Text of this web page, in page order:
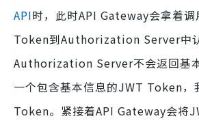
API时，此时API Gateway会拿着调
Token到Authorization Server中认
Authorization Server不会返回基
一个包含基本信息的JWT Token，
Token。紧接着API Gateway会将